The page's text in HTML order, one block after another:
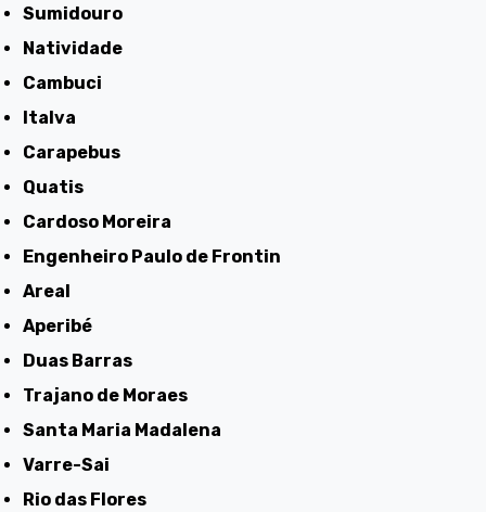
Sumidouro
Natividade
Cambuci
Italva
Carapebus
Quatis
Cardoso Moreira
Engenheiro Paulo de Frontin
Areal
Aperibé
Duas Barras
Trajano de Moraes
Santa Maria Madalena
Varre-Sai
Rio das Flores